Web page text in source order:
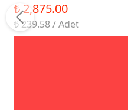
₺ 2,875.00
₺ 239.58 / Adet